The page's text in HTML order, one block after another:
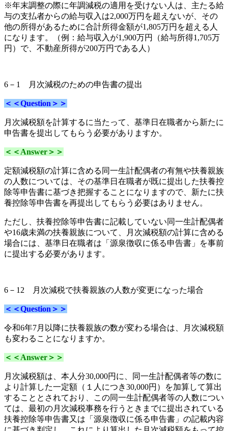
※年末調整の際に年調減税の適用を受けない人は、主たる給
与の支払者からの給与収入は2,000万円を超えないが、その
他の所得があるために合計所得金額が1,805万円を超える人
になります。（例：給与収入が1,900万円（給与所得1,705万
円）で、不動産所得が200万円である人）
6－1 月次減税のための申告書の提出
＜＜Question＞＞
月次減税額を計算するに当たって、基準日在職者から新たに
申告書を提出してもらう必要がありますか。
＜＜Answer＞＞
定額減税額の計算に含める同一生計配偶者の有無や扶養親族
の人数については、その基準日在職者が既に提出した扶養控
除等申告書に基づき把握することになりますので、新たに扶
養控除等申告書を再提出してもらう必要はありません。
ただし、扶養控除等申告書に記載していない同一生計配偶者
や16歳未満の扶養親族について 、月次減税額の計算に含める
場合には、 基準日在職者は「源泉徴収に係る申告書」を事前
に提出する必要があります。
6－12 月次減税で扶養親族の人数が変更になった場合
＜＜Question＞＞
令和6年7月以降に扶養親族の数が変わる場合は、月次減税額
も変わることになりますか。
＜＜Answer＞＞
月次減税額は、本人分30,000円に、同一生計配偶者等の数に
より計算した一定額（１人につき30,000円）を加算して算出
することとされており、この同一生計配偶者等の人数につい
ては、 最初の月次減税事務を行うときまでに提出されている
扶養控除等申告書又は「源泉徴収に係る申告書」の記載内容